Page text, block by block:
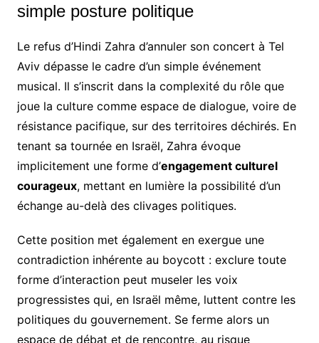
simple posture politique
Le refus d’Hindi Zahra d’annuler son concert à Tel
Aviv dépasse le cadre d’un simple événement
musical. Il s’inscrit dans la complexité du rôle que
joue la culture comme espace de dialogue, voire de
résistance pacifique, sur des territoires déchirés. En
tenant sa tournée en Israël, Zahra évoque
implicitement une forme d’engagement culturel
courageux, mettant en lumière la possibilité d’un
échange au-delà des clivages politiques.
Cette position met également en exergue une
contradiction inhérente au boycott : exclure toute
forme d’interaction peut museler les voix
progressistes qui, en Israël même, luttent contre les
politiques du gouvernement. Se ferme alors un
espace de débat et de rencontre, au risque